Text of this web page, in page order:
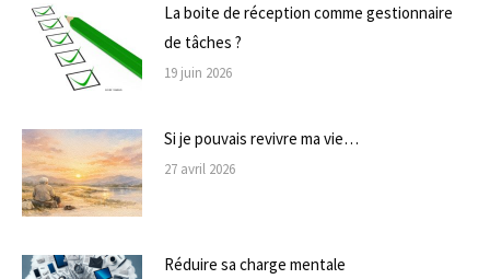
La boite de réception comme gestionnaire
de tâches ?
19 juin 2026
Si je pouvais revivre ma vie…
27 avril 2026
Réduire sa charge mentale